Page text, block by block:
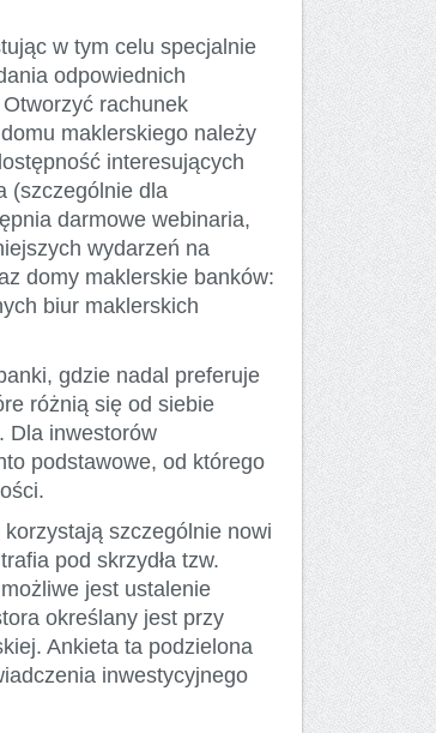
w tym celu specjalnie
odpowiednich
rachunek
maklerskiego należy
interesujących
(szczególnie dla
darmowe webinaria,
wydarzeń na
domy maklerskie banków:
biur maklerskich
gdzie nadal preferuje
różnią się od siebie
Dla inwestorów
podstawowe, od którego
szczególnie nowi
pod skrzydła tzw.
jest ustalenie
określany jest przy
Ankieta ta podzielona
inwestycyjnego